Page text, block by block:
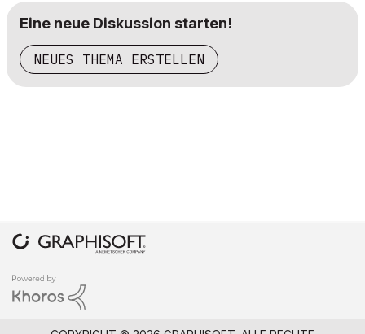
Eine neue Diskussion starten!
NEUES THEMA ERSTELLEN